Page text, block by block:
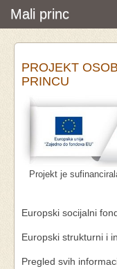
Mali princ
Početna
Vijesti i događanja
Udruga
Pretraživanje
PROJEKT
PRINCU
Projekt je
Europski socijalni
Europski strukturni i
Pregled svih